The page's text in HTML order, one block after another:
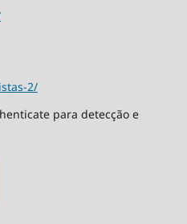
2/
para detecção e